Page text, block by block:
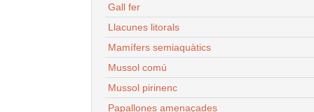
Gall fer
Llacunes litorals
Mamífers semiaquàtics
Mussol comú
Mussol pirinenc
Papallones amenaçades